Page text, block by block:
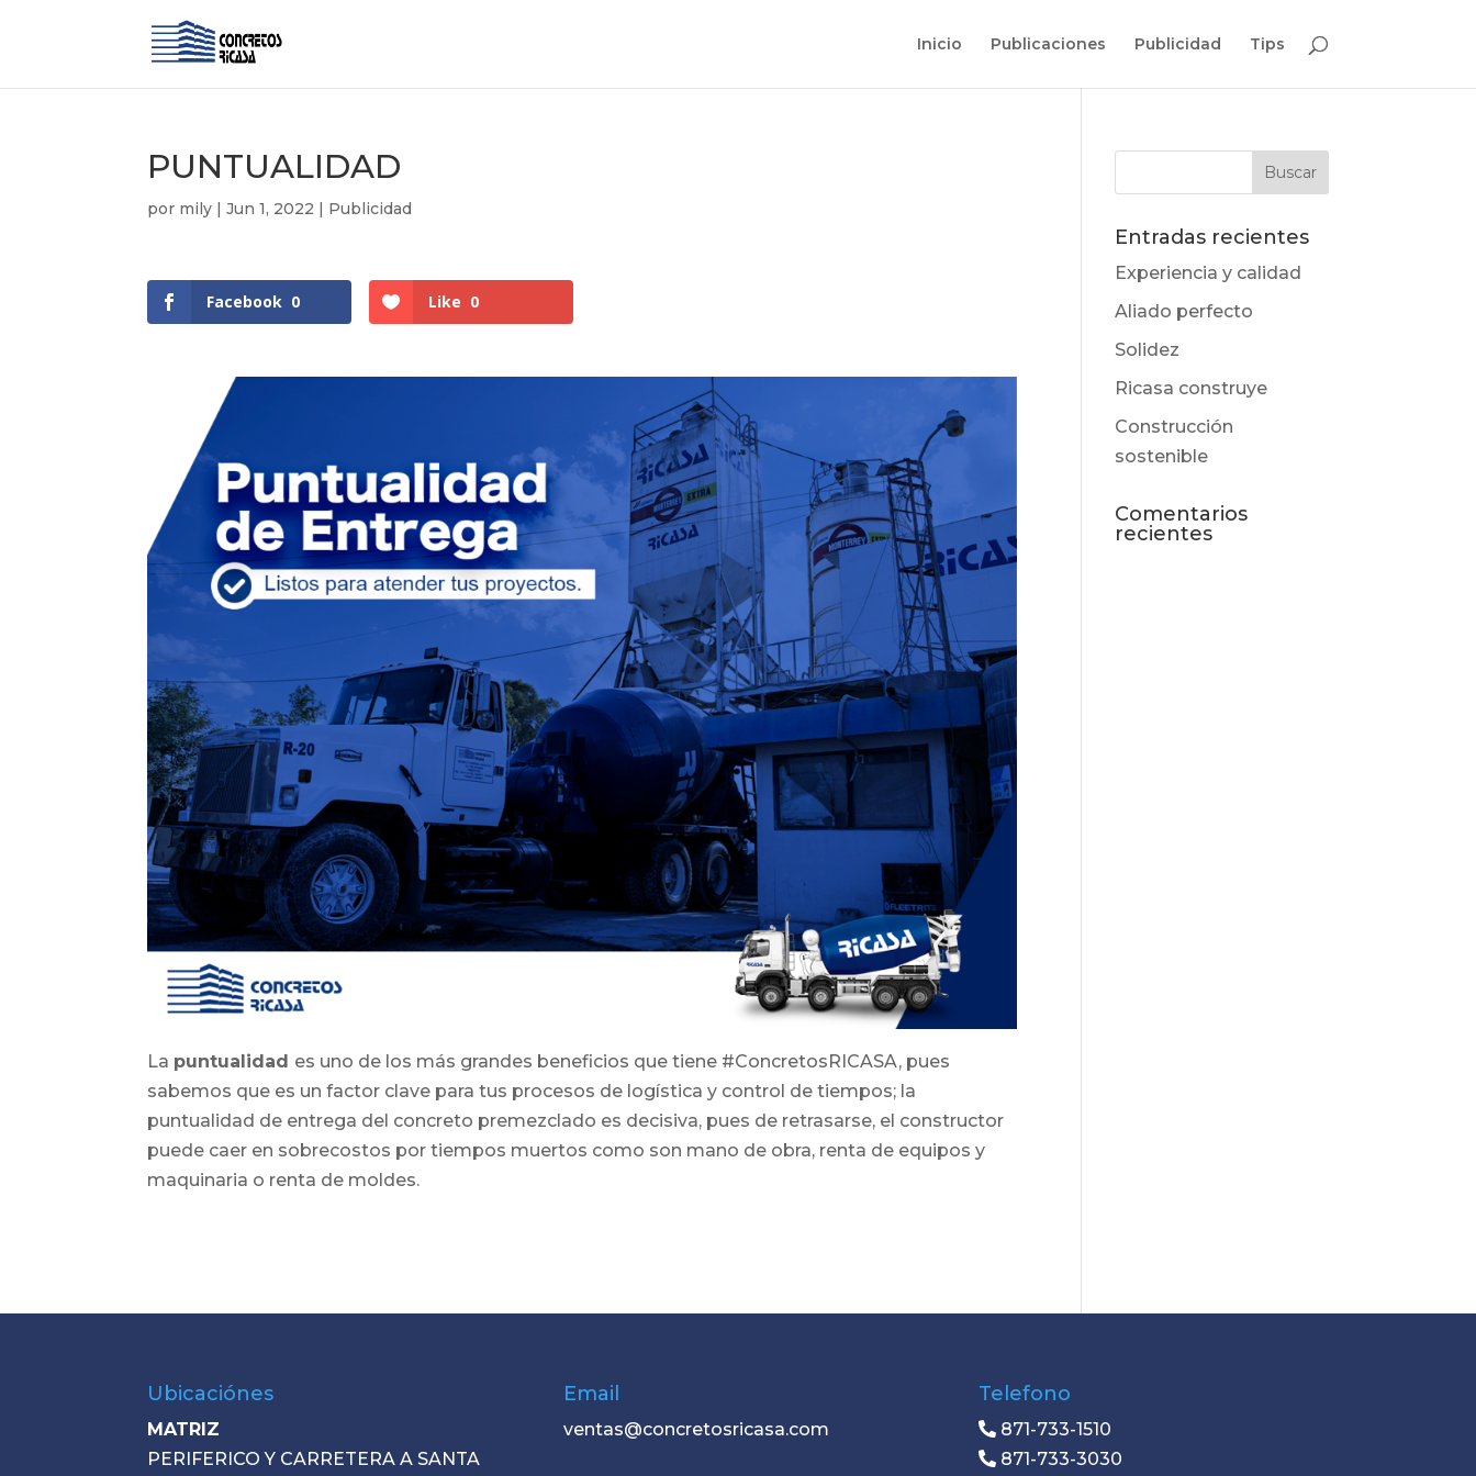
Inicio Publicaciones Publicidad Tips
PUNTUALIDAD
por mily |Jun 1, 2022 | Publicidad
Facebook 0 Like 0
La puntualidad es uno de los más grandes beneficios que tiene #ConcretosRICASA, pues
sabemos que es un factor clave para tus procesos de logística y control de tiempos; la
puntualidad de entrega del concreto premezclado es decisiva, pues de retrasarse, el constructor
puede caer en sobrecostos por tiempos muertos como son mano de obra, renta de equipos y
maquinaria o renta de moldes.
Entradas recientes
Experiencia y calidad
Aliado perfecto
Solidez
Ricasa construye
Construcción
sostenible
Comentarios
recientes
Ubicaciónes
MATRIZ
PERIFERICO Y CARRETERA A SANTA
Email
ventas@concretosricasa.com
Telefono
871-733-1510
871-733-3030